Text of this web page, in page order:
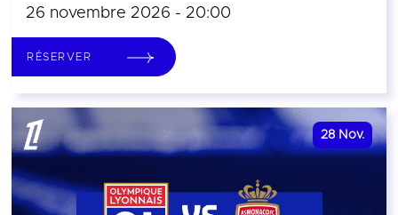
26 novembre 2026 - 20:00
RÉSERVER
28 Nov.